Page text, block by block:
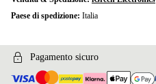
Paese di spedizione: Italia
Pagamento sicuro